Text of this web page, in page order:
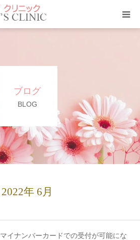
ブログ
BLOG
2022年 6月
マイナンバーカードでの受付が可能にな